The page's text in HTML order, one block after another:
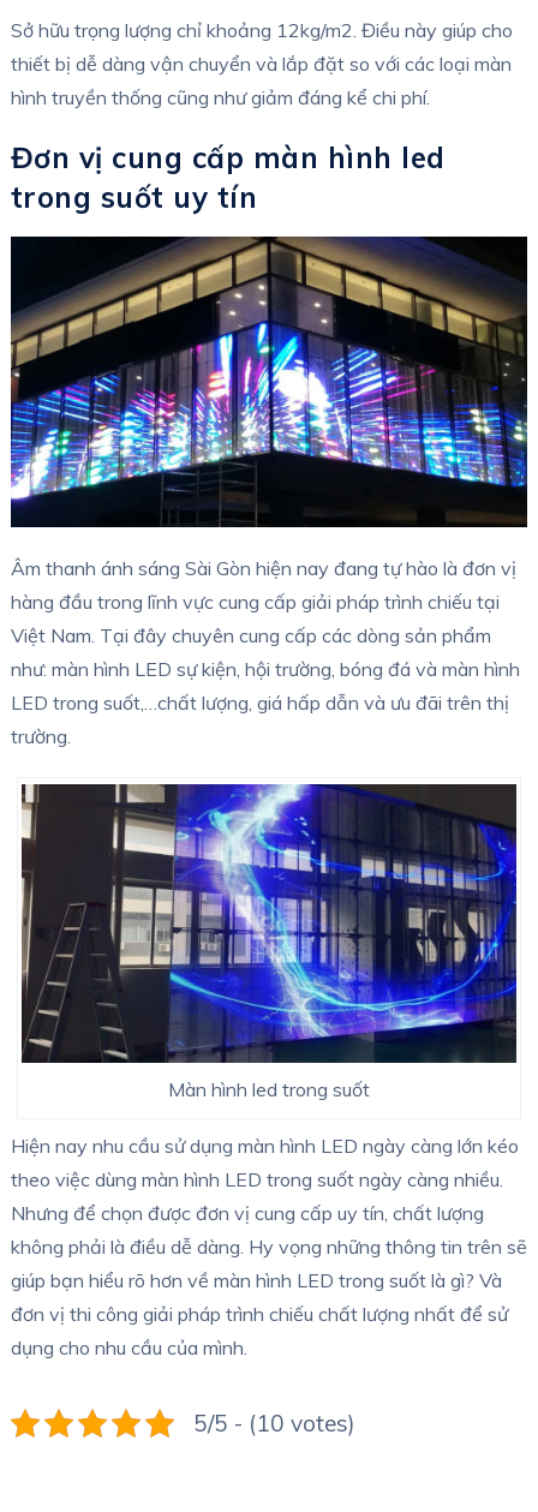
Sở hữu trọng lượng chỉ khoảng 12kg/m2. Điều này giúp cho
thiết bị dễ dàng vận chuyển và lắp đặt so với các loại màn
hình truyền thống cũng như giảm đáng kể chi phí.
Đơn vị cung cấp màn hình led
trong suốt uy tín
Âm thanh ánh sáng Sài Gòn hiện nay đang tự hào là đơn vị
hàng đầu trong lĩnh vực cung cấp giải pháp trình chiếu tại
Việt Nam. Tại đây chuyên cung cấp các dòng sản phẩm
như: màn hình LED sự kiện, hội trường, bóng đá và màn hình
LED trong suốt,…chất lượng, giá hấp dẫn và ưu đãi trên thị
trường.
Màn hình led trong suốt
Hiện nay nhu cầu sử dụng màn hình LED ngày càng lớn kéo
theo việc dùng màn hình LED trong suốt ngày càng nhiều.
Nhưng để chọn được đơn vị cung cấp uy tín, chất lượng
không phải là điều dễ dàng. Hy vọng những thông tin trên sẽ
giúp bạn hiểu rõ hơn về màn hình LED trong suốt là gì? Và
đơn vị thi công giải pháp trình chiếu chất lượng nhất để sử
dụng cho nhu cầu của mình.
5/5 - (10 votes)